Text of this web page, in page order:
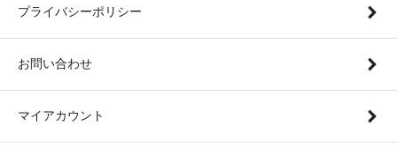
プライバシーポリシー
お問い合わせ
マイアカウント